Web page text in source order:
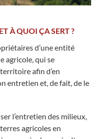
À QUOI ÇA SERT ?
d’une entité
agricole, qui se
afin d’en
entretien et, de fait, de le
l’entretien des milieux,
agricoles en